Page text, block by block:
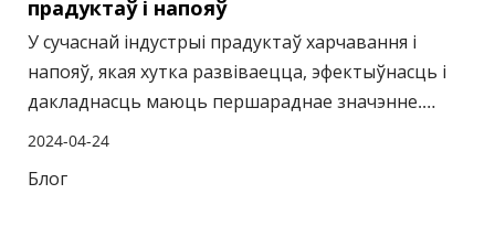
прадуктаў і напояў
У сучаснай індустрыі прадуктаў харчавання і
напояў, якая хутка развіваецца, эфектыўнасць і
дакладнасць маюць першараднае значэнне.
Вытворцы пастаянна шукаюць інавацыйныя
забеспячэння якасці прадукцыі. Адным з такіх
2024-04-24
Блог